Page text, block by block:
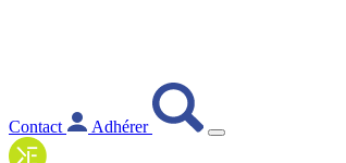
Contact Adhérer